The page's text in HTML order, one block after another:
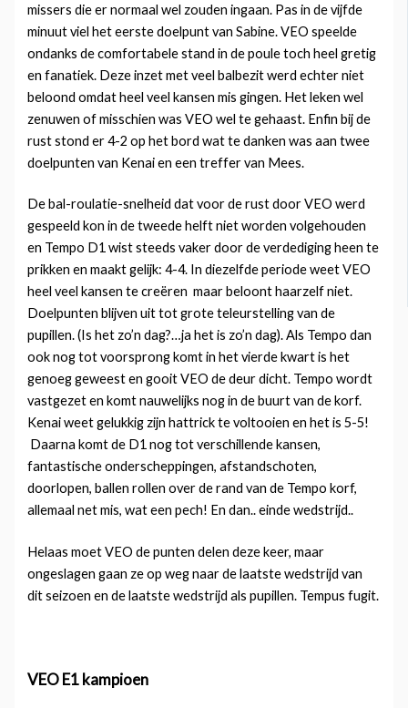
missers die er normaal wel zouden ingaan. Pas in de vijfde
minuut viel het eerste doelpunt van Sabine. VEO speelde
ondanks de comfortabele stand in de poule toch heel gretig
en fanatiek. Deze inzet met veel balbezit werd echter niet
beloond omdat heel veel kansen mis gingen. Het leken wel
zenuwen of misschien was VEO wel te gehaast. Enfin bij de
rust stond er 4-2 op het bord wat te danken was aan twee
doelpunten van Kenai en een treffer van Mees.
De bal-roulatie-snelheid dat voor de rust door VEO werd
gespeeld kon in de tweede helft niet worden volgehouden
en Tempo D1 wist steeds vaker door de verdediging heen te
prikken en maakt gelijk: 4-4. In diezelfde periode weet VEO
heel veel kansen te creëren maar beloont haarzelf niet.
Doelpunten blijven uit tot grote teleurstelling van de
pupillen. (Is het zo’n dag?…ja het is zo’n dag). Als Tempo dan
ook nog tot voorsprong komt in het vierde kwart is het
genoeg geweest en gooit VEO de deur dicht. Tempo wordt
vastgezet en komt nauwelijks nog in de buurt van de korf.
Kenai weet gelukkig zijn hattrick te voltooien en het is 5-5!
Daarna komt de D1 nog tot verschillende kansen,
fantastische onderscheppingen, afstandschoten,
doorlopen, ballen rollen over de rand van de Tempo korf,
allemaal net mis, wat een pech! En dan.. einde wedstrijd..
Helaas moet VEO de punten delen deze keer, maar
ongeslagen gaan ze op weg naar de laatste wedstrijd van
dit seizoen en de laatste wedstrijd als pupillen. Tempus fugit.
VEO E1 kampioen